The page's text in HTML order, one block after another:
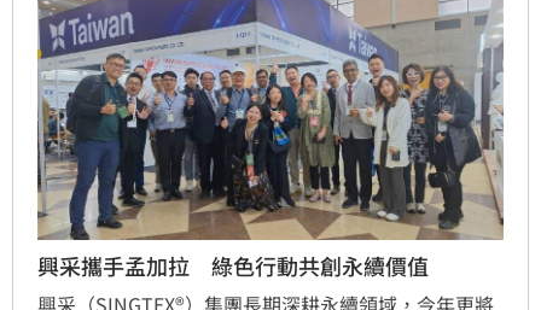
興采攜手孟加拉 綠色行動共創永續價值
興采（SINGTEX®）集團長期深耕永續領域，今年更將